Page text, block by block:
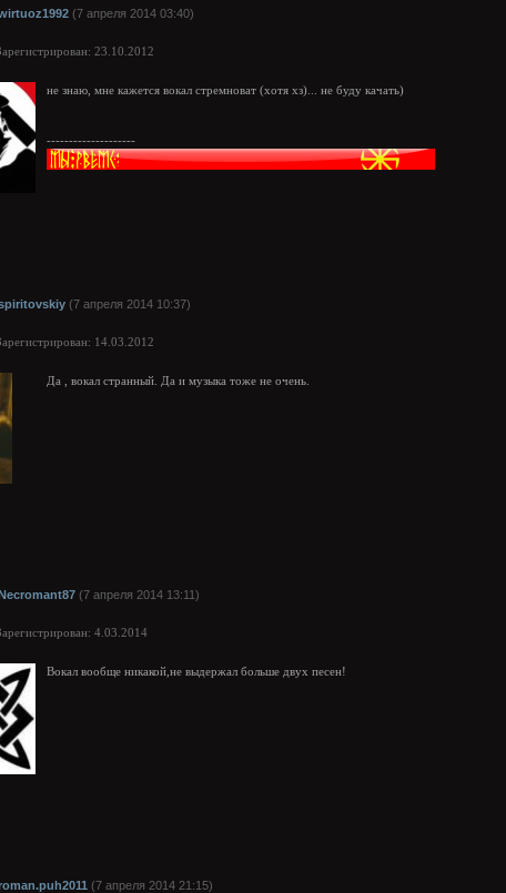
(7 апреля 2014 03:40)
23.10.2012
не знаю, мне кажется вокал стремноват (хотя хз)... не буду качать)
--------------------
(7 апреля 2014 10:37)
14.03.2012
Да , вокал странный. Да и музыка тоже не очень.
(7 апреля 2014 13:11)
4.03.2014
Вокал вообще никакой,не выдержал больше двух песен!
(7 апреля 2014 21:15)